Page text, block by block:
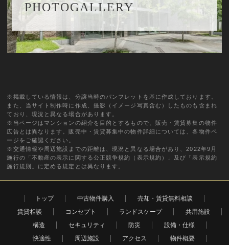
PHOTOGALLERY
※掲載している情報は、分譲当時のパンフレットを基に作成しております。
また、当サイト制作時に作成、撮影（イメージ写真含む）したものも含まれ
ており、現況と異なる場合があります。
※当ページはマンションの紹介を目的とするもので、販売・賃貸募集の物件
広告とは異なります。販売中・賃貸募集中の物件詳細については、各物件ペ
ージをご確認ください。
※交通情報や周辺施設までの距離は、現況と異なる場合があり、2022年9月
施行の「不動産の表示に関する公正競争規約（表示規約）」及び「表示規約
施行規則」に定める規定とは異なります。
トップ 中古物件購入
売却・賃貸無料相談
賃貸相談
コンセプト ランドスケープ
共用施設
構造
セキュリティ 防災
設備・仕様
快適性
周辺施設 アクセス
物件概要